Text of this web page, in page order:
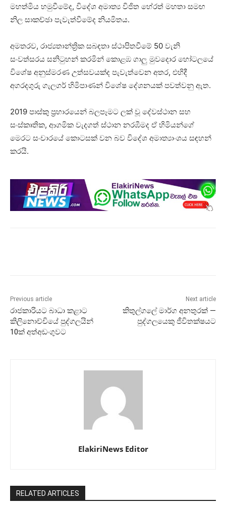
මහත්මිය හමුවීමේද, විදේශ අමාත්‍ය විජිත හේරත් මහතා සමඟ
නිල සාකච්ඡා පැවැත්වීමේද නියමිතය.
අමතරව, රාජ්‍යතාන්ත්‍රික සබඳතා ස්ථාපිතවීමේ 50 වැනි
සංවත්සරය සනිටුහන් කරමින් කොළඹ ගාලු මුවදොර හෝටලයේ
විශේෂ අනුස්මරණ උත්සවයක්ද පැවැත්වෙන අතර, එහිදී
අගරදගුරු ගැලගර් හිමිපාණන් විශේෂ දේශනයක් පවත්වනු ඇත.
2019 පාස්කු ප්‍රහාරයෙන් බලපෑමට ලක් වූ දේවස්ථාන සහ
සංස්කෘතික, ආගමික වැදගත් ස්ථාන නරඹීමද ඒ හිමියන්ගේ
මෙරට සංචාරයේ කොටසක් වන බව විදේශ අමාත්‍යාංශය සඳහන්
කරයි.
Previous article
රාජකාරියට බාධා කළාට
කිලිනොච්චියේ පුද්ගලයින්
10ක් අත්අඩංගුවට
Next article
කිතුල්ගලේ මාර්ග අනතුරක් —
පුද්ගලයෙකු ජීවිතක්ෂයට
ElakiriNews Editor
RELATED ARTICLES